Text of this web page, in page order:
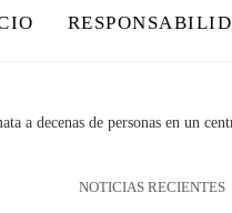
a decenas de personas en un
NOTICIAS RECIENTES